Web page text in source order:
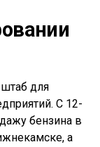
для
С 12-
бензина в
а